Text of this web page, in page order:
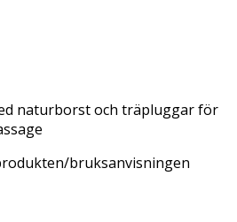
naturborst och träpluggar för
bruksanvisningen